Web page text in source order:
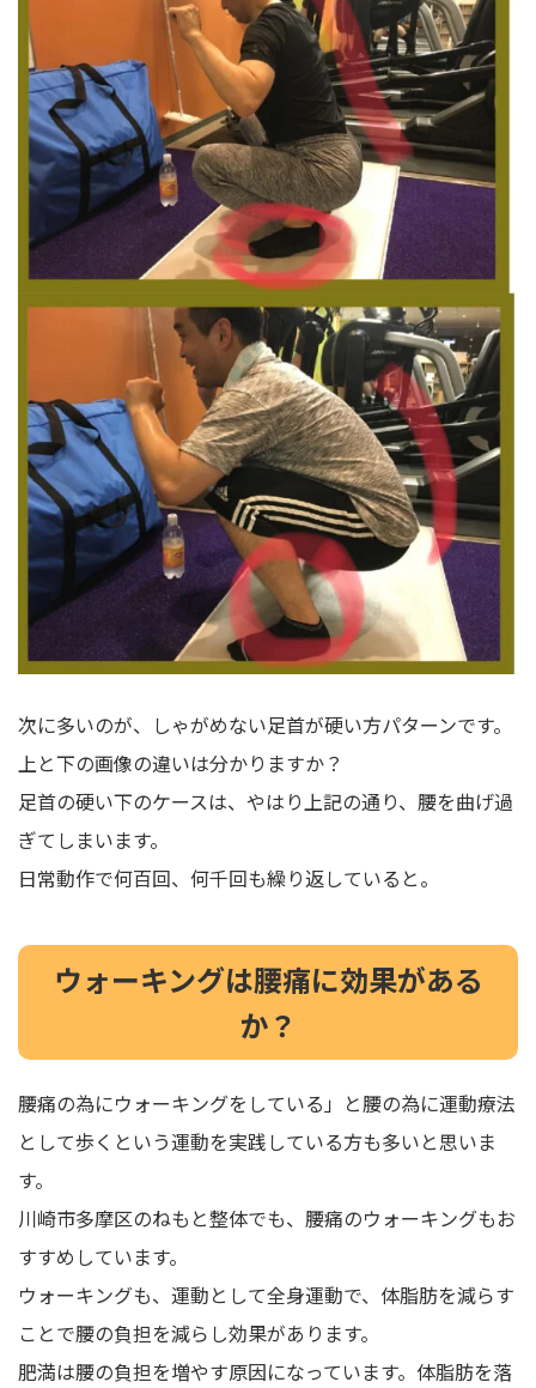
次に多いのが、しゃがめない足首が硬い方パターンです。
上と下の画像の違いは分かりますか？
足首の硬い下のケースは、やはり上記の通り、腰を曲げ過
ぎてしまいます。
日常動作で何百回、何千回も繰り返していると。
ウォーキングは腰痛に効果がある
か？
腰痛の為にウォーキングをしている」と腰の為に運動療法
として歩くという運動を実践している方も多いと思いま
す。
川崎市多摩区のねもと整体でも、腰痛のウォーキングもお
すすめしています。
ウォーキングも、運動として全身運動で、体脂肪を減らす
ことで腰の負担を減らし効果があります。
肥満は腰の負担を増やす原因になっています。体脂肪を落